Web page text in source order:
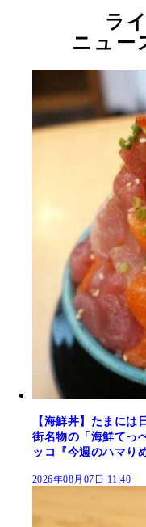
ラ
ニュー
【海鮮丼】たまに
街名物の「海鮮てっ
ッコ『今週のハマり
2026年08月07日 11:40